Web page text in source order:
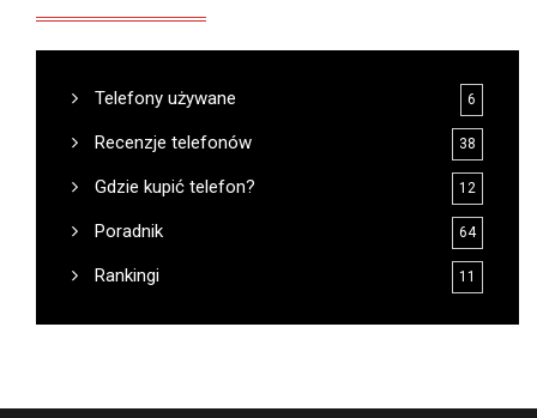
Telefony używane 6
Recenzje telefonów 38
Gdzie kupić telefon? 12
Poradnik 64
Rankingi 11